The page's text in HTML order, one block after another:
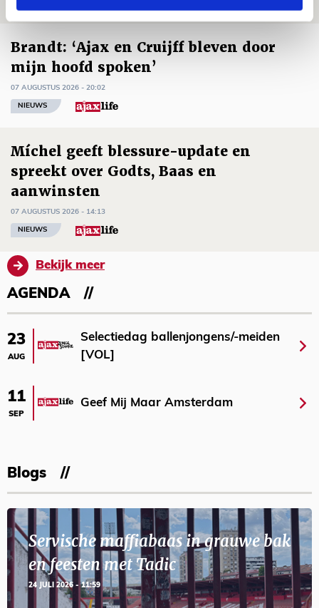
Brandt: ‘Ajax en Cruijff bleven door
mijn hoofd spoken’
07 AUGUSTUS 2026 - 20:02
NIEUWS
Míchel geeft blessure-update en
spreekt over Godts, Baas en
aanwinsten
07 AUGUSTUS 2026 - 14:13
NIEUWS
Bekijk meer
AGENDA
23
AUG
Selectiedag ballenjongens/-meiden
[VOL]
11
SEP
Geef Mij Maar Amsterdam
Blogs
Servische maffiabaas in grauwe bak
en feesten met Tadic
24 JULI 2026 - 11:59